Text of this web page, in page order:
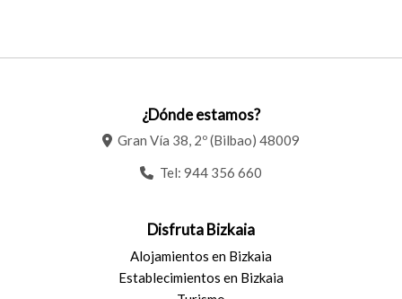
¿Dónde estamos?
Gran Vía 38, 2º (Bilbao) 48009
Tel: 944 356 660
Disfruta Bizkaia
Alojamientos en Bizkaia
Establecimientos en Bizkaia